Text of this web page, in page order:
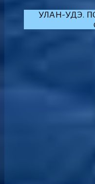
УЛАН-УДЭ.